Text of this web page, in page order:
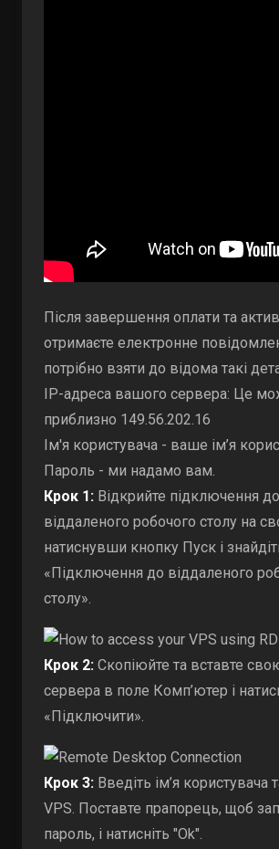
Після завершення оплати та
отримаєте електронне
потрібно взяти до відома такі
IP-адреса вашого сервера: Це
приблизно 149.56.202.16
Ім'я користувача - ваше ім’я
Пароль - ми надамо вам.
Крок 1: Відкрийте підключення до
віддаленого робочого столу на
натиснувши кнопку Пуск і
«Підключення до віддаленого
столу».
Крок 2: Скопіюйте та вставте
сервера в поле Комп’ютер і
«Підключити».
Крок 3: Введіть ім’я користувача
VPS. Поставте прапорець, щоб
пароль, і натисніть "Ok".